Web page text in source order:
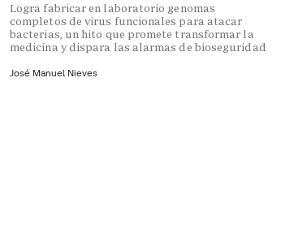
Logra fabricar en laboratorio genomas
completos de virus funcionales para atacar
bacterias, un hito que promete transformar la
medicina y dispara las alarmas de bioseguridad
José Manuel Nieves